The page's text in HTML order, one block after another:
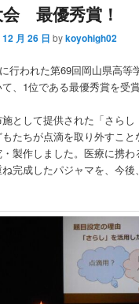
最優秀賞！
月 26 日 bykoyohigh02
行われた第69回岡山県高等
、1位である最優秀賞を受
として提供された「さらし
たちが点滴を取り外すこと
製作しました。医療に携
完成したパジャマを、今